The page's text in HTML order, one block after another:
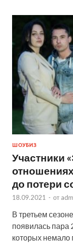
ШОУБИЗ
Участники
до потери
18.09.2021 - от
В третьем
появилась пара
которых немало